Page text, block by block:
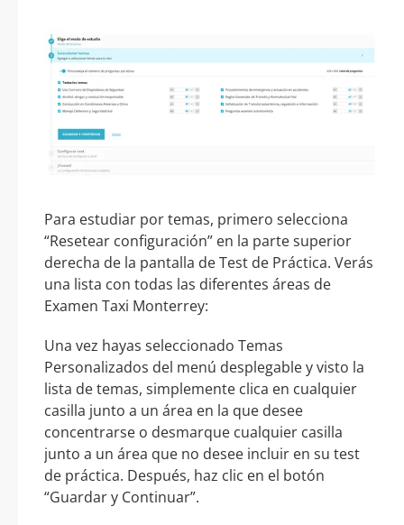
Para estudiar por temas, primero selecciona
“Resetear configuración” en la parte superior
derecha de la pantalla de Test de Práctica. Verás
una lista con todas las diferentes áreas de
Examen Taxi Monterrey:
Una vez hayas seleccionado Temas
Personalizados del menú desplegable y visto la
lista de temas, simplemente clica en cualquier
casilla junto a un área en la que desee
concentrarse o desmarque cualquier casilla
junto a un área que no desee incluir en su test
de práctica. Después, haz clic en el botón
“Guardar y Continuar”.